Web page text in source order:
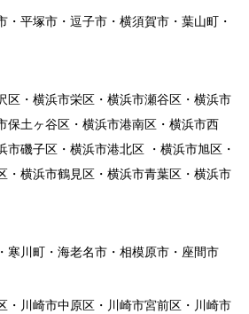
・平塚市・逗子市・横須賀市・葉山町・
区・横浜市栄区・横浜市瀬谷区・横浜市
保土ヶ谷区・横浜市港南区・横浜市西
市磯子区・横浜市港北区 ・横浜市旭区・
・横浜市鶴見区・横浜市青葉区・横浜市
寒川町・海老名市・相模原市・座間市
・川崎市中原区・川崎市宮前区・川崎市